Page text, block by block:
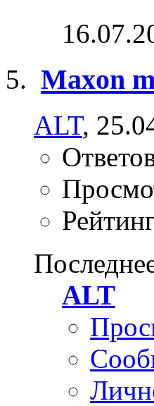
Maxon
ALT,
ALT